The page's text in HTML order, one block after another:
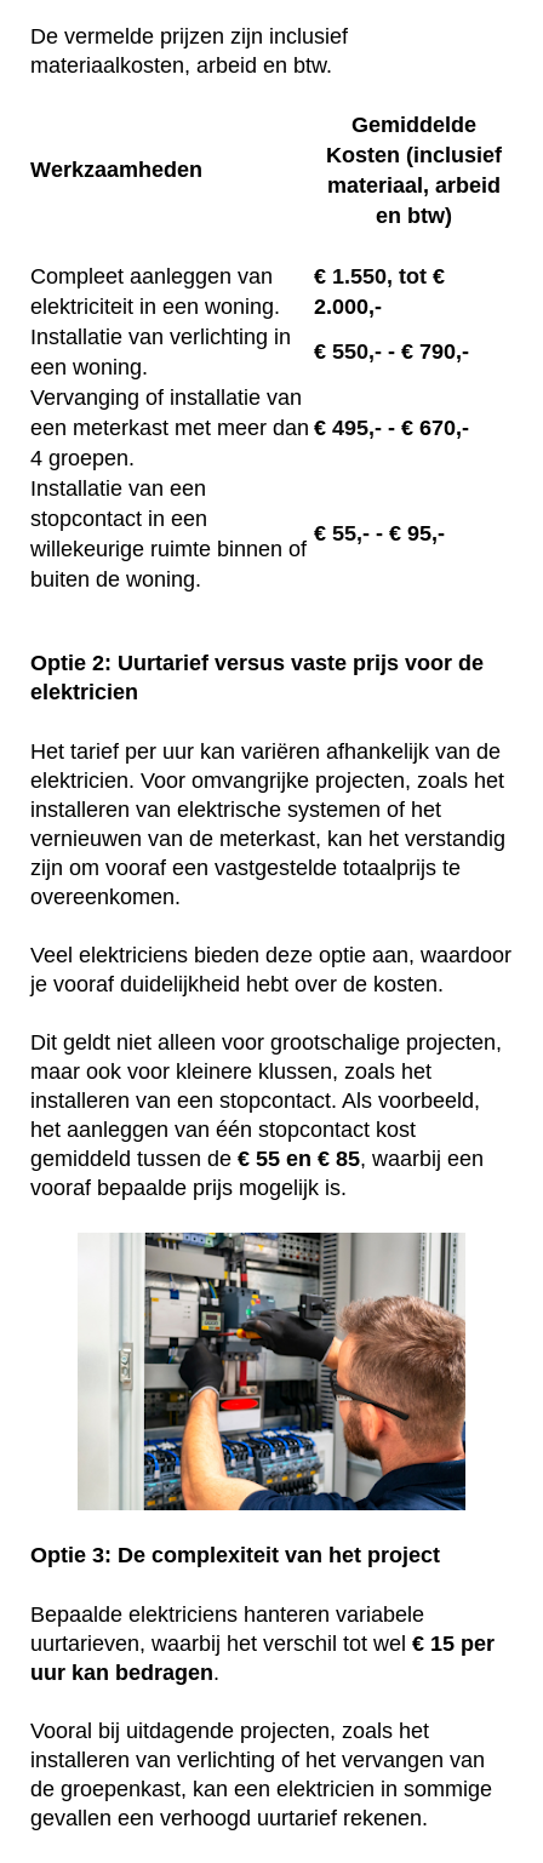
De vermelde prijzen zijn inclusief
materiaalkosten, arbeid en btw.
Werkzaamheden
Gemiddelde
Kosten (inclusief
materiaal, arbeid
en btw)
Compleet aanleggen van
elektriciteit in een woning.
€ 1.550, tot €
2.000,-
Installatie van verlichting in
een woning.
€ 550,- - € 790,-
Vervanging of installatie van
een meterkast met meer dan
4 groepen.
€ 495,- - € 670,-
Installatie van een
stopcontact in een
willekeurige ruimte binnen of
buiten de woning.
€ 55,- - € 95,-
Optie 2: Uurtarief versus vaste prijs voor de
elektricien
Het tarief per uur kan variëren afhankelijk van de
elektricien. Voor omvangrijke projecten, zoals het
installeren van elektrische systemen of het
vernieuwen van de meterkast, kan het verstandig
zijn om vooraf een vastgestelde totaalprijs te
overeenkomen.
Veel elektriciens bieden deze optie aan, waardoor
je vooraf duidelijkheid hebt over de kosten.
Dit geldt niet alleen voor grootschalige projecten,
maar ook voor kleinere klussen, zoals het
installeren van een stopcontact. Als voorbeeld,
het aanleggen van één stopcontact kost
gemiddeld tussen de € 55 en € 85, waarbij een
vooraf bepaalde prijs mogelijk is.
Optie 3: De complexiteit van het project
Bepaalde elektriciens hanteren variabele
uurtarieven, waarbij het verschil tot wel € 15 per
uur kan bedragen.
Vooral bij uitdagende projecten, zoals het
installeren van verlichting of het vervangen van
de groepenkast, kan een elektricien in sommige
gevallen een verhoogd uurtarief rekenen.